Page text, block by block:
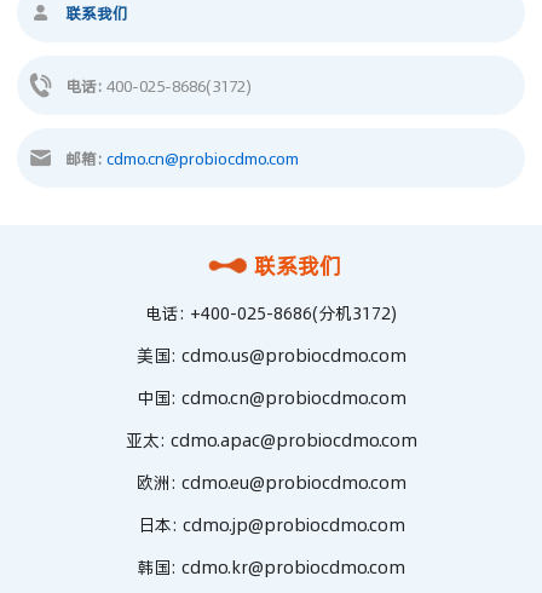
联系我们
电话: 400-025-8686(3172)
邮箱: cdmo.cn@probiocdmo.com
联系我们
电话: +400-025-8686(分机3172)
美国: cdmo.us@probiocdmo.com
中国: cdmo.cn@probiocdmo.com
亚太: cdmo.apac@probiocdmo.com
欧洲: cdmo.eu@probiocdmo.com
日本: cdmo.jp@probiocdmo.com
韩国: cdmo.kr@probiocdmo.com